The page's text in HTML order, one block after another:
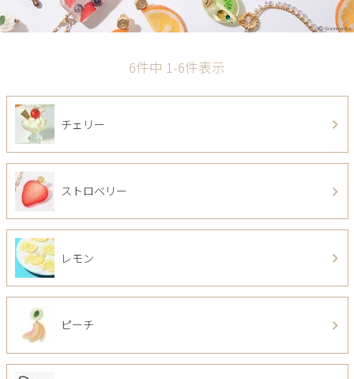
6件中 1-6件表示
チェリー
ストロベリー
レモン
ピーチ